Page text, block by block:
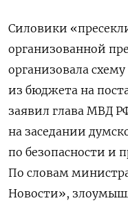
Силовики
организованной
организовала
из бюджета на
заявил глава МВД
на заседании
по безопасности и
По словам
Новости»,